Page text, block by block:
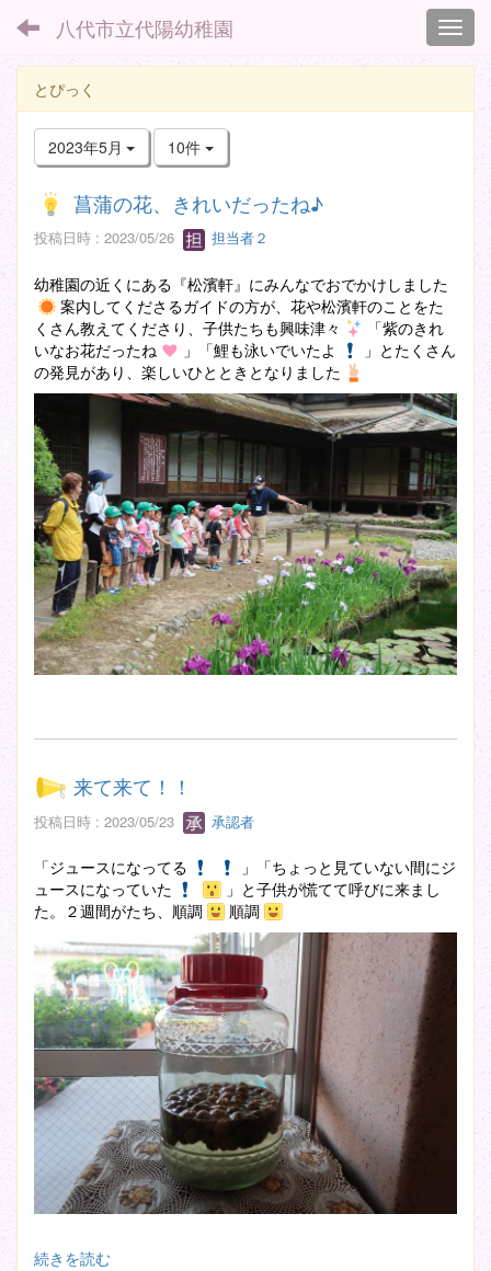
八代市立代陽幼稚園
とぴっく
2023年5月 10件
菖蒲の花、きれいだったね♪
投稿日時 : 2023/05/26 担当者２
幼稚園の近くにある『松濱軒』にみんなでおでかけしました
案内してくださるガイドの方が、花や松濱軒のことをた
くさん教えてくださり、子供たちも興味津々
「紫のきれ
いなお花だったね
」「鯉も泳いでいたよ
」とたくさん
の発見があり、楽しいひとときとなりました
来て来て！！
投稿日時 : 2023/05/23 承認者
「ジュースになってる
」「ちょっと見ていない間にジ
ュースになっていた
」と子供が慌てて呼びに来まし
た。２週間がたち、順調
順調
続きを読む